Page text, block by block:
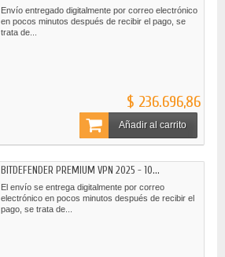
Envío entregado digitalmente por correo electrónico
en pocos minutos después de recibir el pago, se
trata de...
$ 236.696,86
Añadir al carrito
BITDEFENDER PREMIUM VPN 2025 - 10...
El envío se entrega digitalmente por correo
electrónico en pocos minutos después de recibir el
pago, se trata de...